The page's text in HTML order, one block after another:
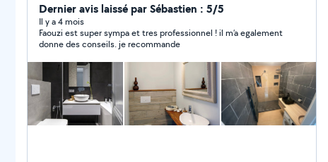
chaude électrique - Dépannage chaudière gaz murale
et installation - recherche de fuite sur tout installation
cuivre, P.E.R., multicouche - installation WC, mitigeur,
évier, baignoire, lavabo - débouchage - détection fuite
WC, fuite chaudière gaz et ballon électrique
Dernier avis laissé par Sébastien : 5/5
Il y a 4 mois
Faouzi est super sympa et tres professionnel ! il m’a egalement
donne des conseils. je recommande